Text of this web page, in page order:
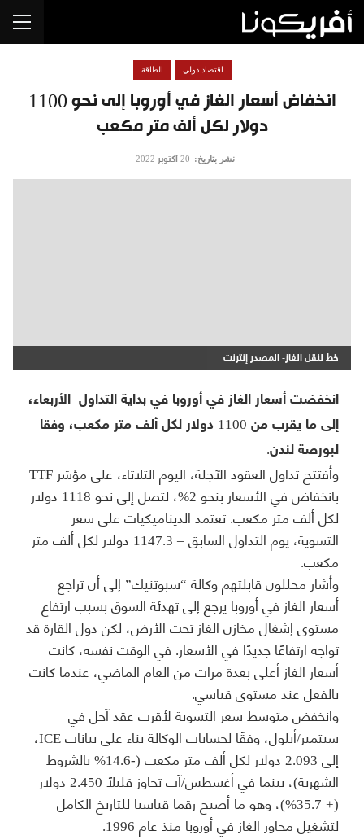
انخفاض أسعار الغاز في أوروبا إلى نحو 1100
دولار لكل ألف متر مكعب
اقتصاد دولي الطاقة
نشر بتاريخ: 20 أكتوبر 2022
خط لنقل الغاز- المصدر إنترنت
انخفضت أسعار الغاز في أوروبا في بداية التداول الأربعاء،
إلى ما يقرب من 1100 دولار لكل ألف متر مكعب، وفقا
لبورصة لندن.
وأفتتح تداول العقود الآجلة، اليوم الثلاثاء، على مؤشر TTF
بانخفاض في الأسعار بنحو 2%، لتصل إلى نحو 1118 دولار
لكل ألف متر مكعب. تعتمد الديناميكيات على سعر
التسوية، يوم التداول السابق – 1147.3 دولار لكل ألف متر
مكعب.
وأشار محللون قابلتهم وكالة “سبوتنيك” إلى أن تراجع
أسعار الغاز في أوروبا يرجع إلى تهدئة السوق بسبب ارتفاع
مستوى إشغال مخازن الغاز تحت الأرض، لكن دول القارة قد
تواجه ارتفاعًا جديدًا في الأسعار. في الوقت نفسه، كانت
أسعار الغاز أعلى بعدة مرات من العام الماضي، عندما كانت
بالفعل عند مستوى قياسي.
وانخفض متوسط ​​سعر التسوية لأقرب عقد آجل في
سبتمبر/أيلول، وفقًا لحسابات الوكالة بناء على بيانات ICE،
إلى 2.093 دولار لكل ألف متر مكعب (-14.6% بالشروط
الشهرية)، بينما في أغسطس/آب تجاوز قليلاً 2.450 دولار
(+ 35.7%)، وهو ما أصبح رقما قياسيا للتاريخ الكامل
لتشغيل محاور الغاز في أوروبا منذ عام 1996.